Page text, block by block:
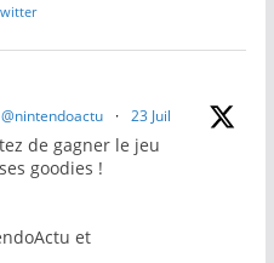
@nintendoactu · 23 Juil
de gagner le jeu
goodies !
et